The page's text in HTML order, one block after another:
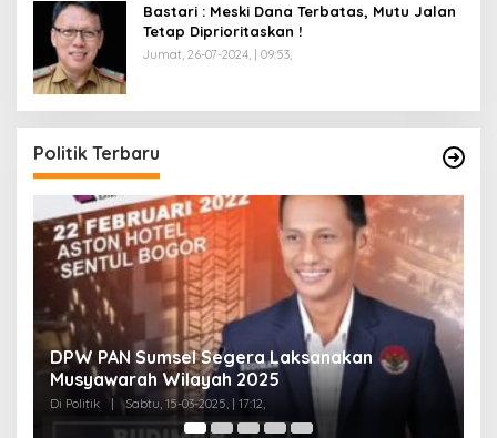
Bastari : Meski Dana Terbatas, Mutu Jalan
Tetap Diprioritaskan !
Jumat, 26-07-2024, | 09:53,
Politik Terbaru
Anggota Koalisi Ojol Palembang
Deklarasi Pilkada Damai 2024
Di Politik | Senin, 04-11-2024, | 18:58,